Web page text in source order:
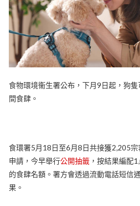
食物環境衞生署公布，下月9日起，狗
間食肆。
食環署5月18日至6月8日共接獲2,205宗
申請，今早舉行公開抽籤，按結果編配
的食肆名額。署方會透過流動電話短信
果。